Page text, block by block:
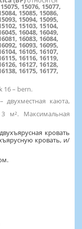
15076, 15077,
15085, 15086,
15094, 15095,
15103, 15104,
16048, 16049,
16083, 16084,
16093, 16095,
16105, 16107,
16116, 16119,
16127, 16128,
16175, 16177,
16 – bern.
– двухместная каюта,
м². Максимальная
кровать
кровать, и/